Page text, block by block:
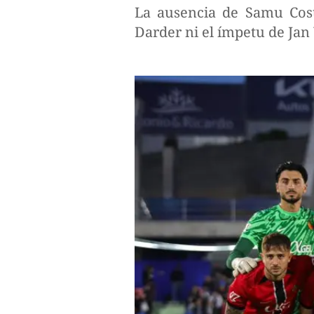
La ausencia de Samu
Darder ni el ímpetu de